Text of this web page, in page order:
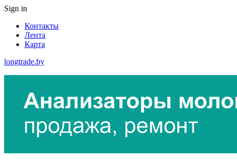
Sign in
Контакты
Лента
Карта
longtrade.by